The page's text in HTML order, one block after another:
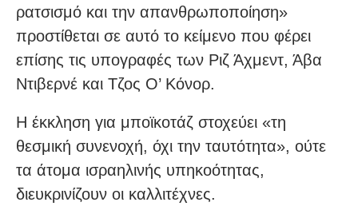
ρατσισμό και την απανθρωποποίηση»
προστίθεται σε αυτό το κείμενο που φέρει
επίσης τις υπογραφές των Ριζ Άχμεντ, Άβα
Ντιβερνέ και Τζος Ο’ Κόνορ.
Η έκκληση για μποϊκοτάζ στοχεύει «τη
θεσμική συνενοχή, όχι την ταυτότητα», ούτε
τα άτομα ισραηλινής υπηκοότητας,
διευκρινίζουν οι καλλιτέχνες.